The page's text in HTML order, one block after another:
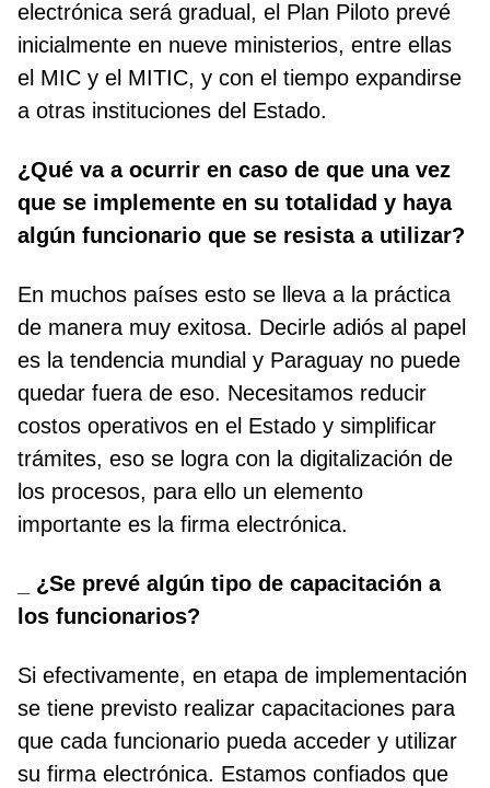
electrónica será gradual, el Plan Piloto prevé
inicialmente en nueve ministerios, entre ellas
el MIC y el MITIC, y con el tiempo expandirse
a otras instituciones del Estado.
¿Qué va a ocurrir en caso de que una vez
que se implemente en su totalidad y haya
algún funcionario que se resista a utilizar?
En muchos países esto se lleva a la práctica
de manera muy exitosa. Decirle adiós al papel
es la tendencia mundial y Paraguay no puede
quedar fuera de eso. Necesitamos reducir
costos operativos en el Estado y simplificar
trámites, eso se logra con la digitalización de
los procesos, para ello un elemento
importante es la firma electrónica.
_ ¿Se prevé algún tipo de capacitación a
los funcionarios?
Si efectivamente, en etapa de implementación
se tiene previsto realizar capacitaciones para
que cada funcionario pueda acceder y utilizar
su firma electrónica. Estamos confiados que